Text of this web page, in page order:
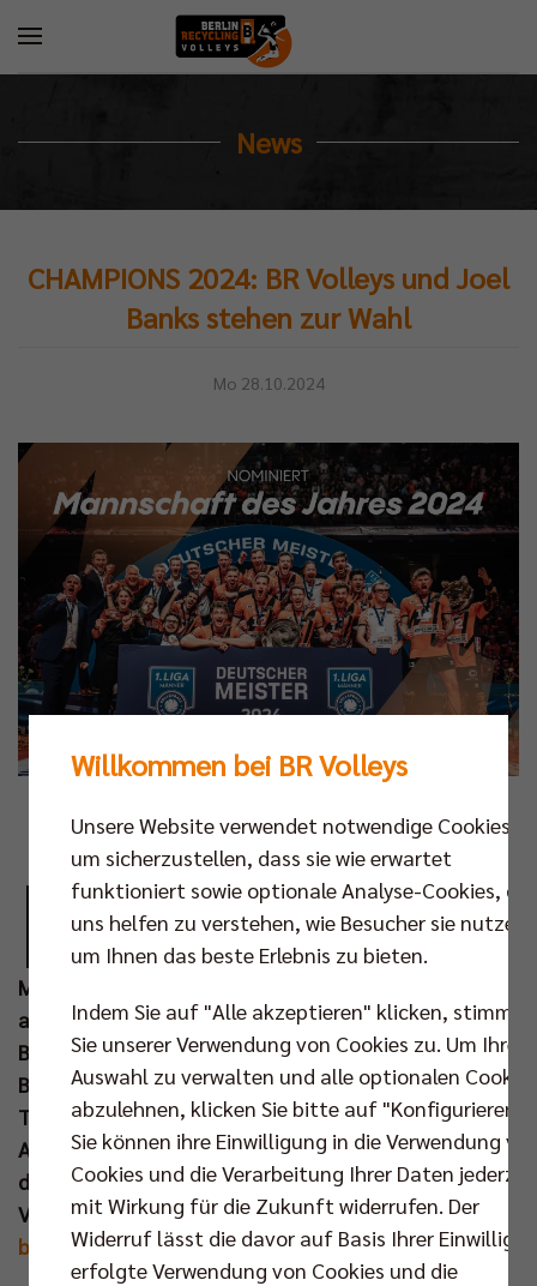
News
CHAMPIONS 2024: BR Volleys und Joel
Banks stehen zur Wahl
Mo 28.10.2024
D ie Sportmetropole Berlin wählt wieder ihre
CHAMPIONS! Jeder kann für die
erfolgreichsten Sportler*innen,
Mannschaften sowie Trainer*innen des Jahres 2024
abstimmen. Unter den Nominierten sind auch die
Berlin Recycling Volleys und ihr Cheftrainer Joel
Banks. Mit der Verteidigung aller drei nationalen
Trophäen wirft der Rekordmeister die meisten Titel-
Argumente innerhalb Berlins in den Ring und hofft
dabei natürlich auf möglichst viele Stimmen der
Volleyball- und Sportfans:www.champions-
berlin.de/wahl
Willkommen bei BR Volleys
Unsere Website verwendet notwendige Cookies,
um sicherzustellen, dass sie wie erwartet
funktioniert sowie optionale Analyse-Cookies, die
uns helfen zu verstehen, wie Besucher sie nutzen,
um Ihnen das beste Erlebnis zu bieten.
Indem Sie auf "Alle akzeptieren" klicken, stimmen
Sie unserer Verwendung von Cookies zu. Um Ihre
Auswahl zu verwalten und alle optionalen Cookies
abzulehnen, klicken Sie bitte auf "Konfigurieren".
Sie können ihre Einwilligung in die Verwendung
Cookies und die Verarbeitung Ihrer Daten
mit Wirkung für die Zukunft widerrufen. Der
Widerruf lässt die davor auf Basis Ihrer
erfolgte Verwendung von Cookies und die